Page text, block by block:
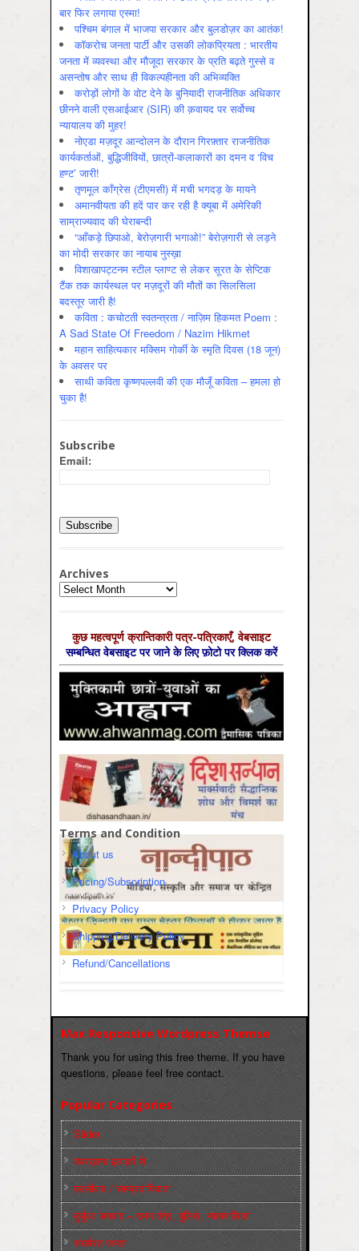
बार फिर लगाया एस्मा!
पश्चिम बंगाल में भाजपा सरकार और बुलडोज़र का आतंक!
कॉकरोच जनता पार्टी और उसकी लोकप्रियता : भारतीय
जनता में व्‍यवस्‍था और मौजूदा सरकार के प्रति बढ़ते गुस्‍से व
असन्‍तोष और साथ ही विकल्‍पहीनता की अभिव्‍यक्ति
करोड़ों लोगों के वोट देने के बुनियादी राजनीतिक अधिकार
छीनने वाली एसआईआर (SIR) की क़वायद पर सर्वोच्च
न्यायालय की मुहर!
नोएडा मज़दूर आन्दोलन के दौरान गिरफ़्तार राजनीतिक
कार्यकर्ताओं, बुद्धिजीवियों, छात्रों-कलाकारों का दमन व ‘विच
हण्ट’ जारी!
तृणमूल काँग्रेस (टीएमसी) में मची भगदड़ के मायने
अमानवीयता की हदें पार कर रही है क्यूबा में अमेरिकी
साम्राज्यवाद की घेराबन्दी
“आँकड़े छिपाओ, बेरोज़गारी भगाओ!” बेरोज़गारी से लड़ने
का मोदी सरकार का नायाब नुस्ख़ा
विशाखापट्टनम स्टील प्लाण्ट से लेकर सूरत के सेप्टिक
टैंक तक कार्यस्थल पर मज़दूरों की मौतों का सिलसिला
बदस्तूर जारी है!
कविता : कचोटती स्वतन्त्रता / नाज़िम हिकमत Poem :
A Sad State Of Freedom / Nazim Hikmet
महान साहित्यकार मक्सिम गोर्की के स्मृति दिवस (18 जून)
के अवसर पर
साथी कविता कृष्णपल्लवी की एक मौजूँ कविता – हमला हो
चुका है!
Subscribe
Email:
Archives
Archives
कुछ महत्‍वपूर्ण क्रान्तिकारी पत्र-पत्रिकाएँ, वेबसाइट
सम्‍बन्धित वेबसाइट पर जाने के लिए फ़ोटो पर क्लिक करें
Terms and Condition
About us
Pricing/Subscription
Privacy Policy
Shipping/Delivery Policy
Refund/Cancellations
Max Responsive Wordpress Themse
Thank you for using this free theme. If you have
questions, please feel free contact.
Popular Categories
Slider
कारख़ाना इलाक़ों से
फ़ासीवाद / साम्‍प्रदायिकता
बुर्जुआ जनवाद – दमन तंत्र, पुलिस, न्‍यायपालिका
संघर्षरत जनता